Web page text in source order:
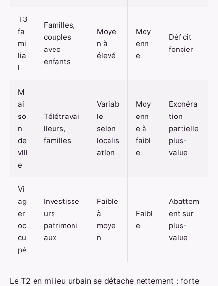
T3
fa
mi
lia
l
Familles,
couples
avec
enfants
Moye
n à
élevé
Moy
enn
e
Déficit
foncier
M
ai
so
n
de
vill
e
Télétravai
lleurs,
familles
Variab
le
selon
localis
ation
Moy
enn
e à
faibl
e
Exonéra
tion
partielle
plus-
value
Vi
ag
er
oc
cu
pé
Investisse
urs
patrimoni
aux
Faible
à
moye
n
Faibl
e
Abattem
ent sur
plus-
value
Le T2 en milieu urbain se détache nettement : forte